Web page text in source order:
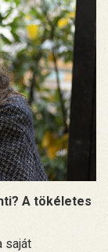
A tökéletes
saját